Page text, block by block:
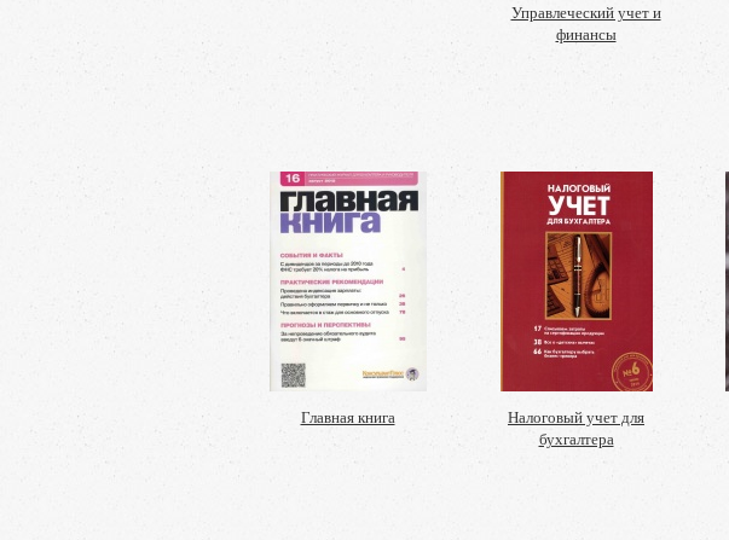
Управлеческий учет и
финансы
Главная книга
Налоговый учет для
бухгалтера